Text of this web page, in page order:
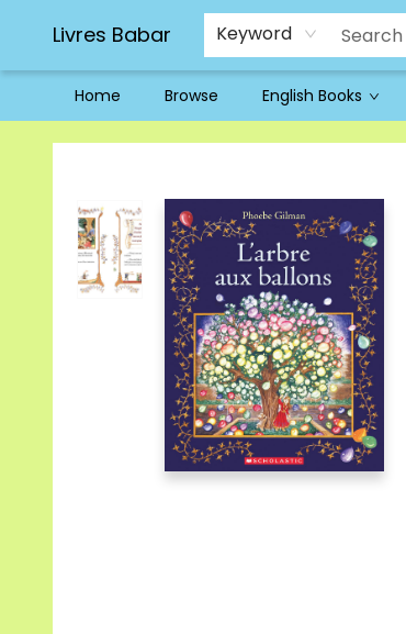
Livres Babar Keyword
Home Browse English Books
Livres Babar